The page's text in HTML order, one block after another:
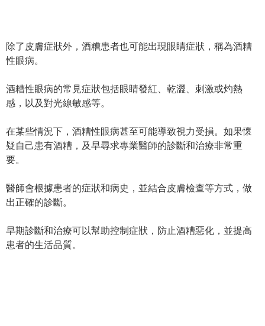
除了皮膚症狀外，酒糟患者也可能出現眼睛症狀，稱為酒糟
性眼病。
酒糟性眼病的常見症狀包括眼睛發紅、乾澀、刺激或灼熱
感，以及對光線敏感等。
在某些情況下，酒糟性眼病甚至可能導致視力受損。如果懷
疑自己患有酒糟，及早尋求專業醫師的診斷和治療非常重
要。
醫師會根據患者的症狀和病史，並結合皮膚檢查等方式，做
出正確的診斷。
早期診斷和治療可以幫助控制症狀，防止酒糟惡化，並提高
患者的生活品質。